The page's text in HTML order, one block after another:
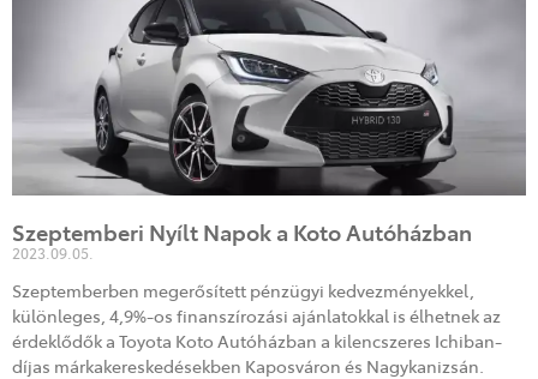
Szeptemberi Nyílt Napok a Koto Autóházban
2023.09.05.
Szeptemberben megerősített pénzügyi kedvezményekkel,
különleges, 4,9%-os finanszírozási ajánlatokkal is élhetnek az
érdeklődők a Toyota Koto Autóházban a kilencszeres Ichiban-
díjas márkakereskedésekben Kaposváron és Nagykanizsán.